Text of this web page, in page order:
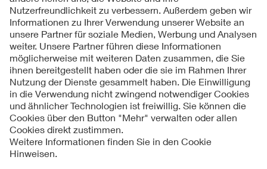
Kontakt
Impressum
Datenschutzinformationen
Cookie Hinweise